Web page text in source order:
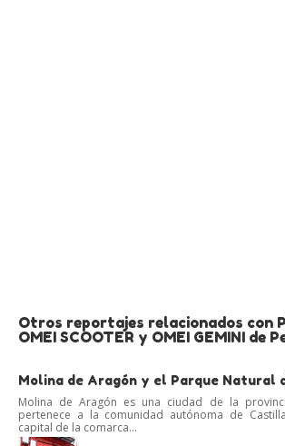
Otros reportajes relacionados con
OMEI SCOOTER y OMEI GEMINI de
Molina de Aragón y el Parque Natural
Molina de Aragón es una ciudad de la
pertenece a la comunidad autónoma de
capital de la comarca...